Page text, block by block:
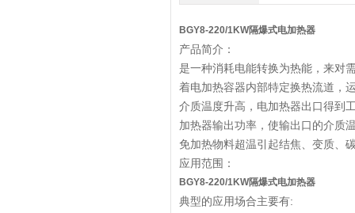
BGY8-220/1KW隔爆式电加热器
产品简介：
是一种消耗电能转换为热能，来对
着电加热容器内部特定换热流道，
介质温度升高，电加热器出口得到
加热器输出功率，使输出口的介质
免加热物料超温引起结焦、变质、
应用范围：
BGY8-220/1KW隔爆式电加热器
典型的应用场合主要有: